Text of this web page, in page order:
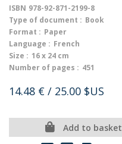
ISBN 978-92-871-2199-8
Type of document : Book
Format : Paper
Language : French
Size : 16 x 24 cm
Number of pages : 451
14.48 € / 25.00 $US
Add to basket